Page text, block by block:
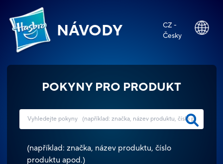
NÁVODY
CZ -
Česky
POKYNY PRO PRODUKT
(například: značka, název produktu, číslo
produktu apod.)